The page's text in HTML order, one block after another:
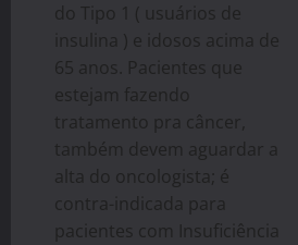
do Tipo 1 ( usuários de
insulina ) e idosos acima de
65 anos. Pacientes que
estejam fazendo
tratamento pra câncer,
também devem aguardar a
alta do oncologista; é
contra-indicada para
pacientes com Insuficiência